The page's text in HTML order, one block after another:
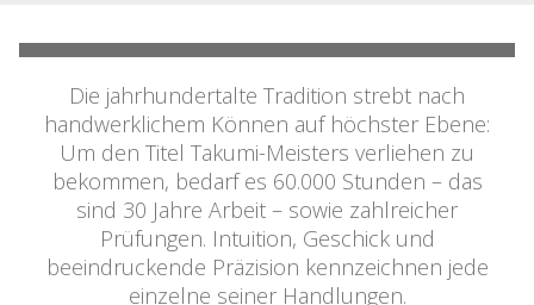
Die jahrhundertalte Tradition strebt nach
handwerklichem Können auf höchster Ebene:
Um den Titel Takumi-Meisters verliehen zu
bekommen, bedarf es 60.000 Stunden – das
sind 30 Jahre Arbeit – sowie zahlreicher
Prüfungen. Intuition, Geschick und
beeindruckende Präzision kennzeichnen jede
einzelne seiner Handlungen.